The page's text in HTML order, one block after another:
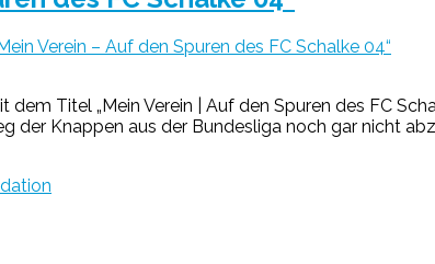
Verein – Auf den Spuren des FC Schalke 04“
Titel „Mein Verein | Auf den Spuren des FC
Knappen aus der Bundesliga noch gar nicht